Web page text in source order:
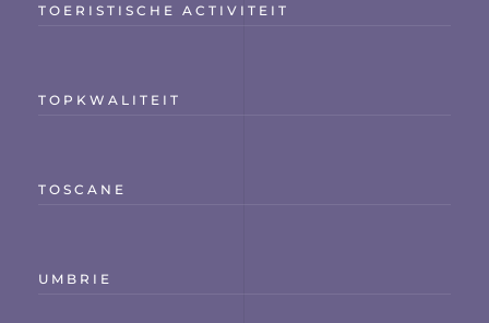
TOERISTISCHE ACTIVITEIT
TOPKWALITEIT
TOSCANE
UMBRIE